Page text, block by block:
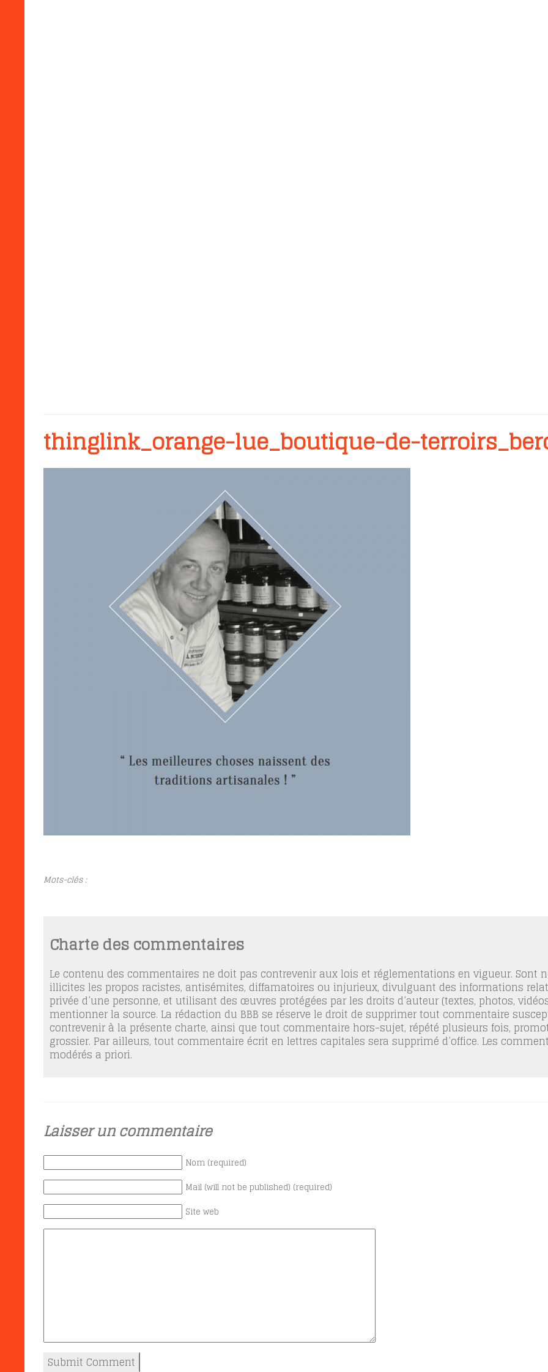
thinglink_orange-lue_boutique-de-
Mots-clés :
Charte des commentaires
Le contenu des commentaires ne doit pas contrevenir aux lois et réglementations en vigueur. Sont
illicites les propos racistes, antisémites, diffamatoires ou injurieux, divulguant des informations
privée d’une personne, et utilisant des œuvres protégées par les droits d’auteur (textes, photos,
mentionner la source. La rédaction du BBB se réserve le droit de supprimer tout commentaire
contrevenir à la présente charte, ainsi que tout commentaire hors-sujet, répété plusieurs fois,
grossier. Par ailleurs, tout commentaire écrit en lettres capitales sera supprimé d’office. Les
modérés a priori.
Laisser un commentaire
Nom (required)
Mail (will not be published) (required)
Site web